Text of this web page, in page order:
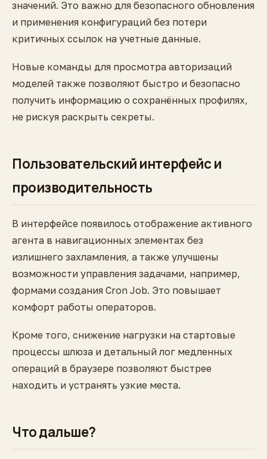
значений. Это важно для безопасного обновления
и применения конфигураций без потери
критичных ссылок на учетные данные.
Новые команды для просмотра авторизаций
моделей также позволяют быстро и безопасно
получить информацию о сохранённых профилях,
не рискуя раскрыть секреты.
Пользовательский интерфейс и
производительность
В интерфейсе появилось отображение активного
агента в навигационных элементах без
излишнего захламления, а также улучшены
возможности управления задачами, например,
формами создания Cron Job. Это повышает
комфорт работы операторов.
Кроме того, снижение нагрузки на стартовые
процессы шлюза и детальный лог медленных
операций в браузере позволяют быстрее
находить и устранять узкие места.
Что дальше?